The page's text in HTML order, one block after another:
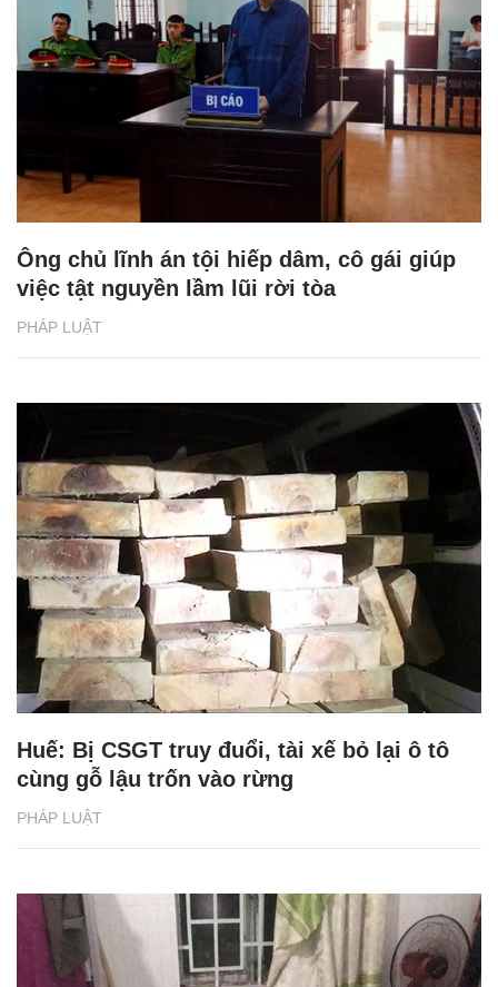
PHÁP LUẬT
Ông chủ lĩnh án tội hiếp dâm, cô gái giúp
việc tật nguyền lầm lũi rời tòa
PHÁP LUẬT
Huế: Bị CSGT truy đuổi, tài xế bỏ lại ô tô
cùng gỗ lậu trốn vào rừng